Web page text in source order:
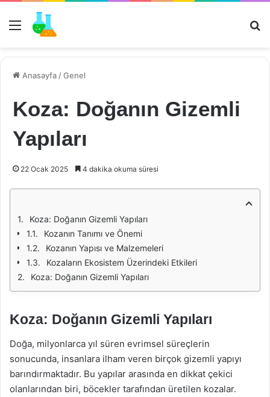
Menü
Anasayfa /Genel
Koza: Doğanın Gizemli
Yapıları
22 Ocak 2025 4 dakika okuma süresi
Koza: Doğanın Gizemli Yapıları
Kozanın Tanımı ve Önemi
Kozanın Yapısı ve Malzemeleri
Kozaların Ekosistem Üzerindeki Etkileri
Koza: Doğanın Gizemli Yapıları
Koza: Doğanın Gizemli Yapıları
Doğa, milyonlarca yıl süren evrimsel süreçlerin
sonucunda, insanlara ilham veren birçok gizemli yapıyı
barındırmaktadır. Bu yapılar arasında en dikkat çekici
olanlarından biri, böcekler tarafından üretilen kozalar.